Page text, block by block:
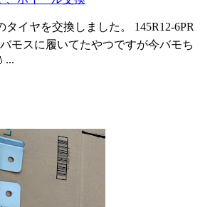
タイヤを交換しました。 145R12-6PR
モスに履いてたやつですが今バモち